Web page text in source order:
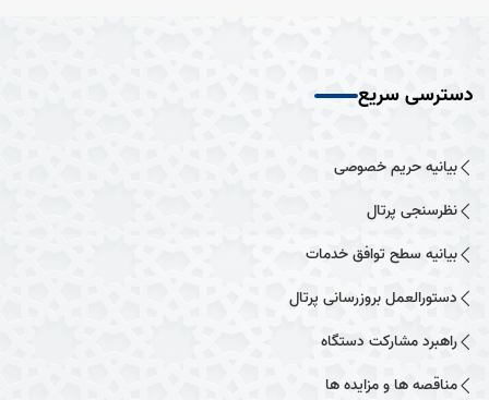
دسترسی سریع
بیانیه حریم خصوصی
نظرسنجی پرتال
بیانیه سطح توافق خدمات
دستورالعمل بروزرسانی پرتال
راهبرد مشارکت دستگاه
مناقصه ها و مزایده ها